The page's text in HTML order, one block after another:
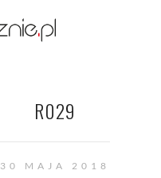
R029
30 MAJA 2018